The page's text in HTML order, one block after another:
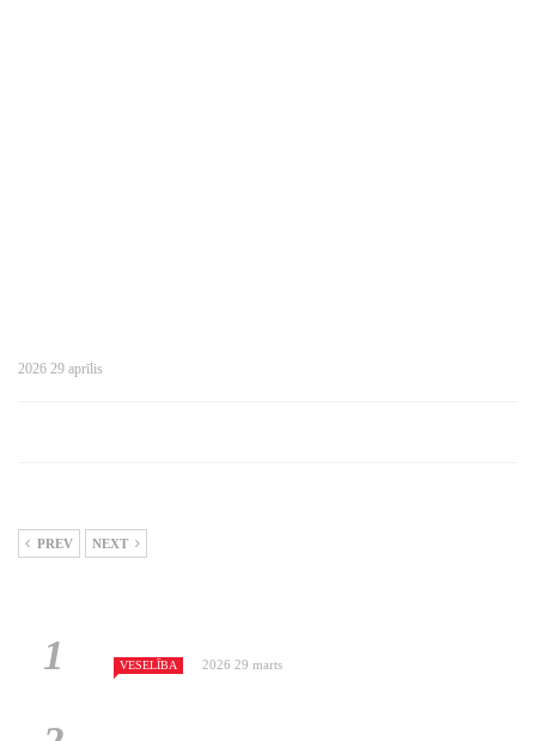
2026 29 aprīlis
PREV NEXT
VESELĪBA 2026 29 marts